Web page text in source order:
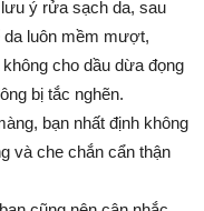
ý rửa sạch da, sau
luôn mềm mượt,
cho dầu dừa đọng
bị tắc nghẽn.
bạn nhất định không
và che chắn cẩn thận